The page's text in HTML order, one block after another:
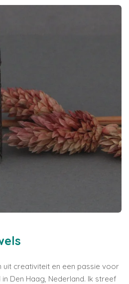
uit creativiteit en een passie voor
Den Haag, Nederland. Ik streef